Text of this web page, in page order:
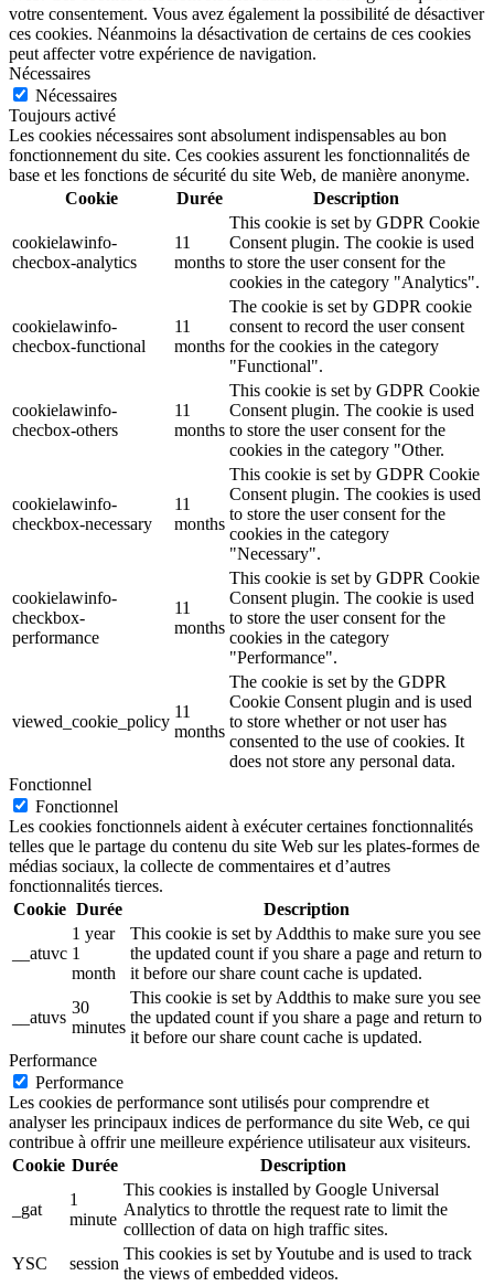
votre consentement. Vous avez également la possibilité de désactiver
ces cookies. Néanmoins la désactivation de certains de ces cookies
peut affecter votre expérience de navigation.
Nécessaires
Nécessaires
Toujours activé
Les cookies nécessaires sont absolument indispensables au bon
fonctionnement du site. Ces cookies assurent les fonctionnalités de
base et les fonctions de sécurité du site Web, de manière anonyme.
Cookie
Durée Description
cookielawinfo-
checbox-analytics
11
months
This cookie is set by GDPR Cookie
Consent plugin. The cookie is used
to store the user consent for the
cookies in the category "Analytics".
cookielawinfo-
checbox-functional
11
months
The cookie is set by GDPR cookie
consent to record the user consent
for the cookies in the category
"Functional".
cookielawinfo-
checbox-others
11
months
This cookie is set by GDPR Cookie
Consent plugin. The cookie is used
to store the user consent for the
cookies in the category "Other.
cookielawinfo-
checkbox-necessary
11
months
This cookie is set by GDPR Cookie
Consent plugin. The cookies is used
to store the user consent for the
cookies in the category
"Necessary".
cookielawinfo-
checkbox-
performance
11
months
This cookie is set by GDPR Cookie
Consent plugin. The cookie is used
to store the user consent for the
cookies in the category
"Performance".
viewed_cookie_policy
11
months
The cookie is set by the GDPR
Cookie Consent plugin and is used
to store whether or not user has
consented to the use of cookies. It
does not store any personal data.
Fonctionnel
Fonctionnel
Les cookies fonctionnels aident à exécuter certaines fonctionnalités
telles que le partage du contenu du site Web sur les plates-formes de
médias sociaux, la collecte de commentaires et d’autres
fonctionnalités tierces.
Cookie Durée Description
__atuvc
1 year
1
month
This cookie is set by Addthis to make sure you see
the updated count if you share a page and return to
it before our share count cache is updated.
__atuvs
30
minutes
This cookie is set by Addthis to make sure you see
the updated count if you share a page and return to
it before our share count cache is updated.
Performance
Performance
Les cookies de performance sont utilisés pour comprendre et
analyser les principaux indices de performance du site Web, ce qui
contribue à offrir une meilleure expérience utilisateur aux visiteurs.
Cookie Durée Description
_gat
1
minute
This cookies is installed by Google Universal
Analytics to throttle the request rate to limit the
colllection of data on high traffic sites.
YSC
session
This cookies is set by Youtube and is used to track
the views of embedded videos.